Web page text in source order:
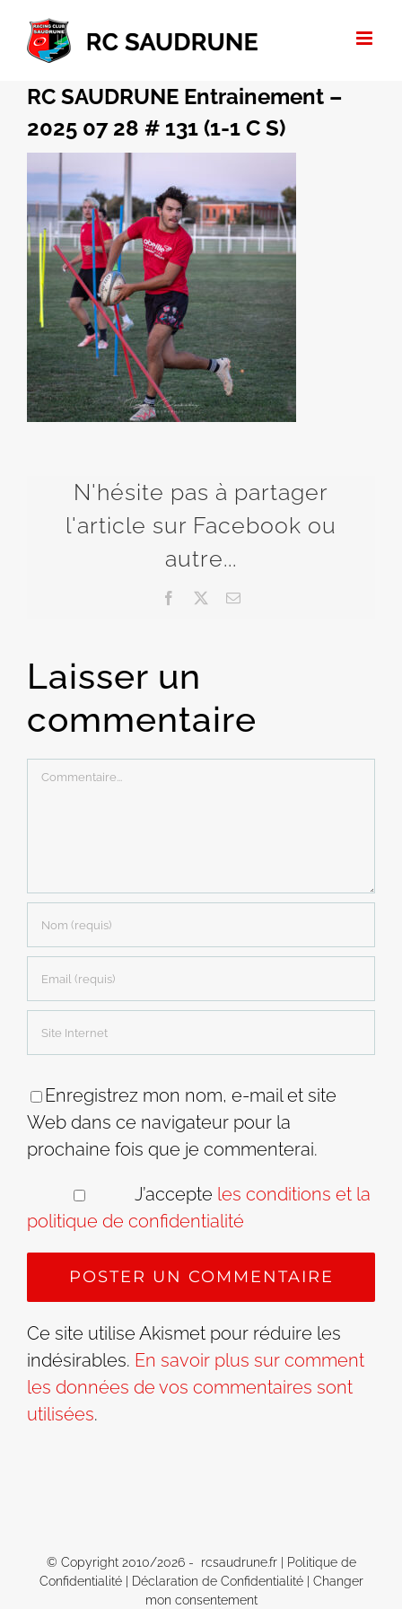
Passer
contenu
RC SAUDRUNE Entrainement –
2025 07 28 # 131 (1-1 C S)
N'hésite pas à partager
l'article sur Facebook ou
autre...
Facebook Email
Laisser un
commentaire
Commentaire
Enregistrez mon nom, e-mail et site
Web dans ce navigateur pour la
prochaine fois que je commenterai.
J’accepte les conditions et la
politique de confidentialité
Ce site utilise Akismet pour réduire les
indésirables. En savoir plus sur comment
les données de vos commentaires sont
utilisées.
© Copyright 2010/2026 - rcsaudrune.fr |
Politique de
Confidentialité| Déclaration de Confidentialité| Changer
mon consentement